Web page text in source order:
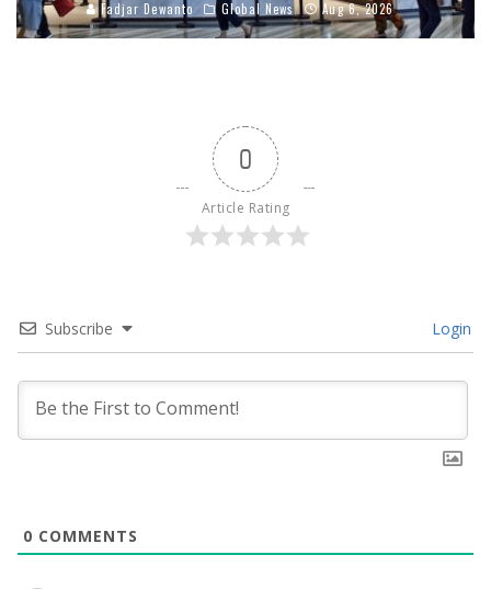
Fadjar Dewanto Global News Aug 6, 2026
0
Article Rating
Subscribe Login
0 COMMENTS